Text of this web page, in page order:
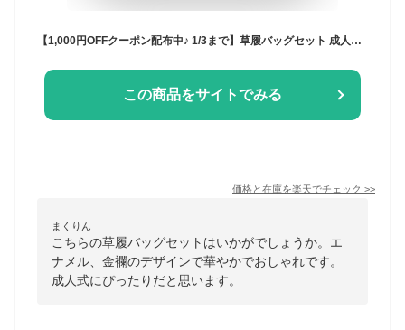
【1,000円OFFクーポン配布中♪ 1/3まで】草履バッグセット 成人式 結婚式 フォーマル 草履 バッグ 厚底草履 あしなが効果 エナメル 金襴 S M L LL ゴールド 黒 エンジ シルバー 金 銀 和装バッグ 着物バッグ レディース
この商品をサイトでみる
価格と在庫を楽天でチェック >>
まくりん
こちらの草履バッグセットはいかがでしょうか。エ
ナメル、金襴のデザインで華やかでおしゃれです。
成人式にぴったりだと思います。